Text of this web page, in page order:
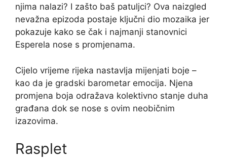
njima nalazi? I zašto baš patuljci? Ova naizgled
nevažna epizoda postaje ključni dio mozaika jer
pokazuje kako se čak i najmanji stanovnici
Esperela nose s promjenama.
Cijelo vrijeme rijeka nastavlja mijenjati boje –
kao da je gradski barometar emocija. Njena
promjena boja odražava kolektivno stanje duha
građana dok se nose s ovim neobičnim
izazovima.
Rasplet